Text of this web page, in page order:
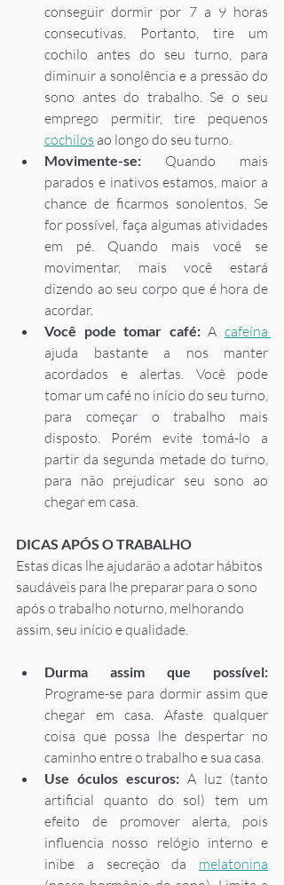
conseguir dormir por 7 a 9 horas
consecutivas. Portanto, tire um
cochilo antes do seu turno, para
diminuir a sonolência e a pressão do
sono antes do trabalho. Se o seu
cochilos ao longo do seu turno.
Movimente-se: Quando mais
parados e inativos estamos, maior a
chance de ficarmos sonolentos. Se
for possível, faça algumas atividades
em pé. Quando mais você se
movimentar, mais você estará
dizendo ao seu corpo que é hora de
acordar.
Você pode tomar café: A
ajuda bastante a nos manter
acordados e alertas. Você pode
tomar um café no início do seu turno,
para começar o trabalho mais
disposto. Porém evite tomá-lo a
partir da segunda metade do turno,
para não prejudicar seu sono ao
chegar em casa.
DICAS APÓS O TRABALHO
Estas dicas lhe ajudarão a adotar hábitos
saudáveis para lhe preparar para o sono
após o trabalho noturno, melhorando
assim, seu início e qualidade.
Programe-se para dormir assim que
chegar em casa. Afaste qualquer
coisa que possa lhe despertar no
caminho entre o trabalho e sua casa.
Use óculos escuros: A luz (tanto
artificial quanto do sol) tem um
efeito de promover alerta, pois
influencia nosso relógio interno e
inibe a secreção da melatonina